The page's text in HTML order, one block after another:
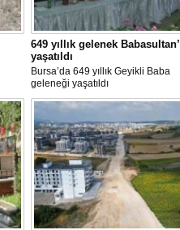
649 yıllık gelenek
yaşatıldı
Bursa’da 649 yıllık Geyikli Baba
geleneği yaşatıldı